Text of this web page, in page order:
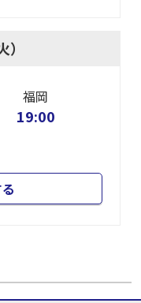
福岡
19:00